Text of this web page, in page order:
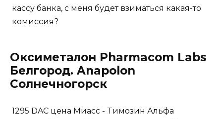
кассу банка, с меня будет взиматься какая-то
комиссия?
Оксиметалон Pharmacom Labs
Белгород. Anapolon
Солнечногорск
1295 DAC цена Миасс - Tимозин Альфа